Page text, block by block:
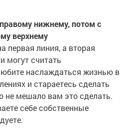
нижнему, потом с
верхнему
первая линия, а вторая
могут считать
наслаждаться жизнью в
и стараетесь сделать
не мешало вам это сделать.
себе собственные